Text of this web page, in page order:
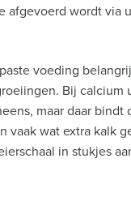
afgevoerd wordt via
voeding
Bij
maar daar
vaak wat extra kalk
in stukjes